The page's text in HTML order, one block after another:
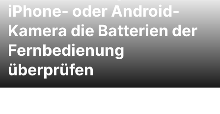
iPhone- oder Android-
Kamera die Batterien der
Fernbedienung
überprüfen